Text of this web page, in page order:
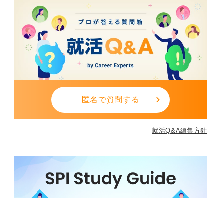
匿名で質問する
就活Q&A編集方針